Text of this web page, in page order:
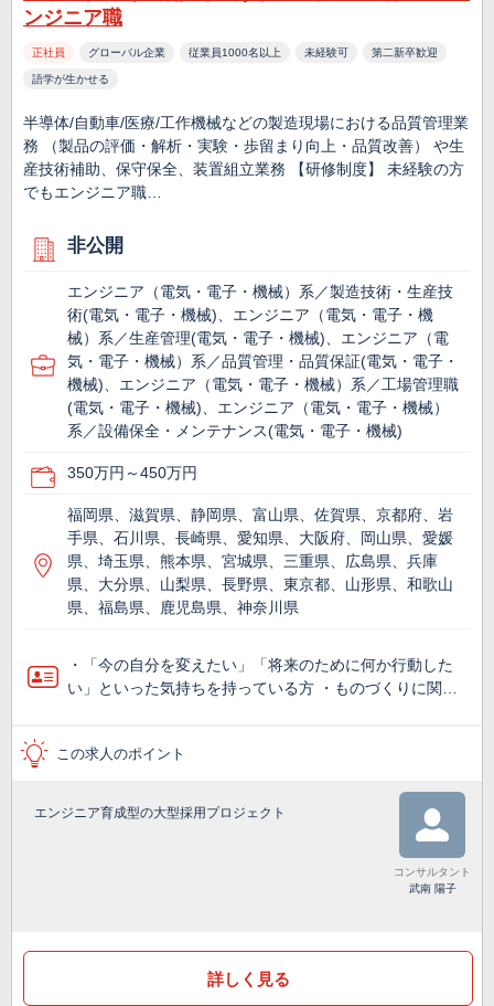
ンジニア職
正社員 グローバル企業 従業員1000名以上 未経験可 第二新卒歓迎
語学が生かせる
半導体/自動車/医療/工作機械などの製造現場における品質管理業
務 （製品の評価・解析・実験・歩留まり向上・品質改善） や生
産技術補助、保守保全、装置組立業務 【研修制度】 未経験の方
でもエンジニア職…
非公開
エンジニア（電気・電子・機械）系／製造技術・生産技
術(電気・電子・機械)、エンジニア（電気・電子・機
械）系／生産管理(電気・電子・機械)、エンジニア（電
気・電子・機械）系／品質管理・品質保証(電気・電子・
機械)、エンジニア（電気・電子・機械）系／工場管理職
(電気・電子・機械)、エンジニア（電気・電子・機械）
系／設備保全・メンテナンス(電気・電子・機械)
350万円～450万円
福岡県、滋賀県、静岡県、富山県、佐賀県、京都府、岩
手県、石川県、長崎県、愛知県、大阪府、岡山県、愛媛
県、埼玉県、熊本県、宮城県、三重県、広島県、兵庫
県、大分県、山梨県、長野県、東京都、山形県、和歌山
県、福島県、鹿児島県、神奈川県
・「今の自分を変えたい」「将来のために何か行動した
い」といった気持ちを持っている方 ・ものづくりに関…
この求人のポイント
エンジニア育成型の大型採用プロジェクト
コンサルタント
武南 陽子
詳しく見る